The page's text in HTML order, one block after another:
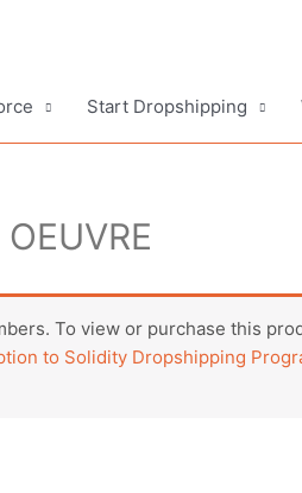
Start Dropshipping
To view or purchase this
to Solidity Dropshipping